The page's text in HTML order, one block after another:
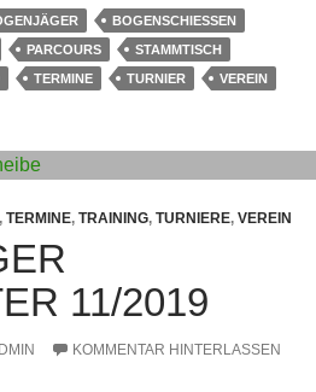
BOGENSCHIESSEN
PARCOURS
STAMMTISCH
TERMINE TURNIER VEREIN
, TERMINE, TRAINING, TURNIERE, VEREIN
11/2019
KOMMENTAR HINTERLASSEN